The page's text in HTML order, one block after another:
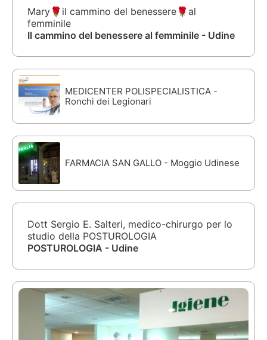
Mary🌹il cammino del benessere🌹al
femminile
Il cammino del benessere al femminile - Udine
MEDICENTER POLISPECIALISTICA -
Ronchi dei Legionari
FARMACIA SAN GALLO - Moggio Udinese
Dott Sergio E. Salteri, medico-chirurgo per lo
studio della POSTUROLOGIA
POSTUROLOGIA - Udine